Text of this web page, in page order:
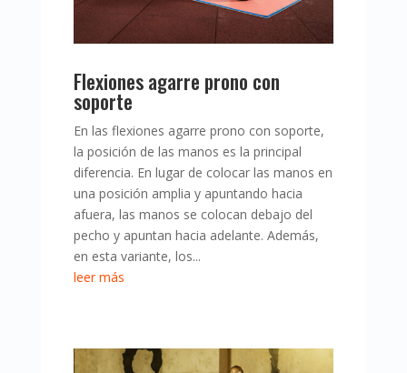
Flexiones agarre prono con
soporte
En las flexiones agarre prono con soporte,
la posición de las manos es la principal
diferencia. En lugar de colocar las manos en
una posición amplia y apuntando hacia
afuera, las manos se colocan debajo del
pecho y apuntan hacia adelante. Además,
en esta variante, los...
leer más